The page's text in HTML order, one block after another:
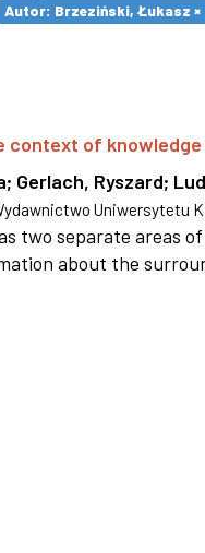
Autor: Brzeziński, Łukasz ×
of
; Gerlach, Ryszard;
Uniwersytetu
two separate areas
about the